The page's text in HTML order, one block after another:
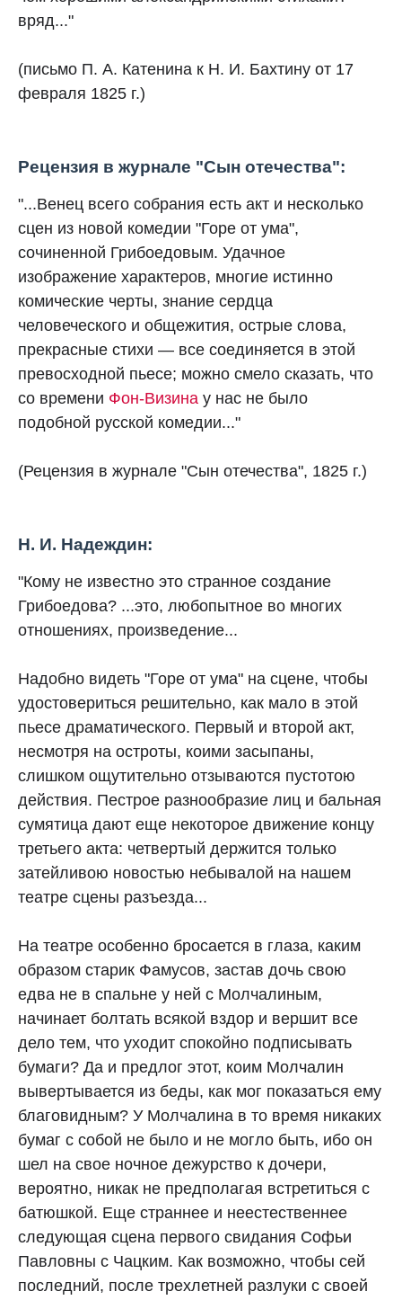
вряд..."
(письмо П. А. Катенина к Н. И. Бахтину от 17
февраля 1825 г.)
Рецензия в журнале "Сын отечества":
"...Венец всего собрания есть акт и несколько
сцен из новой комедии "Горе от ума",
сочиненной Грибоедовым. Удачное
изображение характеров, многие истинно
комические черты, знание сердца
человеческого и общежития, острые слова,
прекрасные стихи — все соединяется в этой
превосходной пьесе; можно смело сказать, что
со времени Фон-Визина у нас не было
подобной русской комедии..."
(Рецензия в журнале "Сын отечества", 1825 г.)
Н. И. Надеждин:
"Кому не известно это странное создание
Грибоедова? ...это, любопытное во многих
отношениях, произведение...
Надобно видеть "Горе от ума" на сцене, чтобы
удостовериться решительно, как мало в этой
пьесе драматического. Первый и второй акт,
несмотря на остроты, коими засыпаны,
слишком ощутительно отзываются пустотою
действия. Пестрое разнообразие лиц и бальная
сумятица дают еще некоторое движение концу
третьего акта: четвертый держится только
затейливою новостью небывалой на нашем
театре сцены разъезда...
На театре особенно бросается в глаза, каким
образом старик Фамусов, застав дочь свою
едва не в спальне у ней с Молчалиным,
начинает болтать всякой вздор и вершит все
дело тем, что уходит спокойно подписывать
бумаги? Да и предлог этот, коим Молчалин
вывертывается из беды, как мог показаться ему
благовидным? У Молчалина в то время никаких
бумаг с собой не было и не могло быть, ибо он
шел на свое ночное дежурство к дочери,
вероятно, никак не предполагая встретиться с
батюшкой. Еще страннее и неестественнее
следующая сцена первого свидания Софьи
Павловны с Чацким. Как возможно, чтобы сей
последний, после трехлетней разлуки с своей